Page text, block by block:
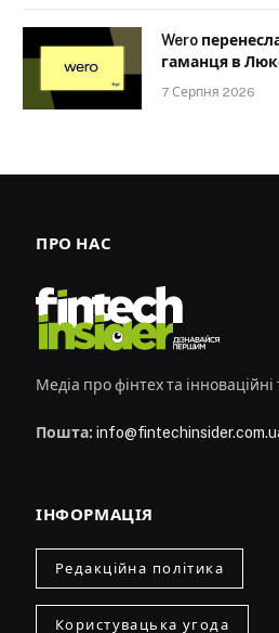
Wero
гаманця в
7 Серпня 2026
ПРО НАС
Медіа про фінтех та інноваційні
Пошта:
ІНФОРМАЦІЯ
Редакційна політика
Користувацька угода